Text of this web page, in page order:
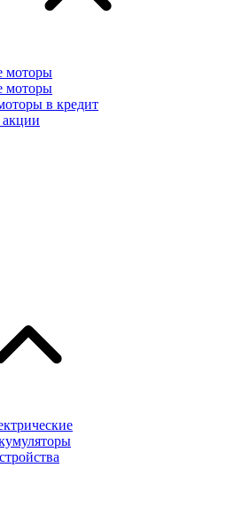
моторы
моторы
в кредит